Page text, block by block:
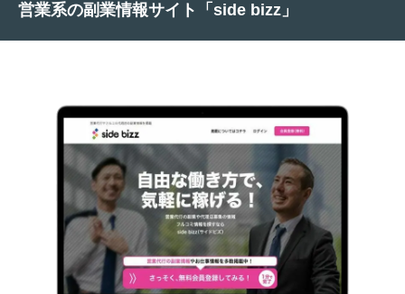
営業系の副業情報サイト「side bizz」